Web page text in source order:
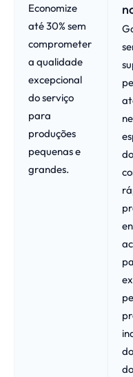
Economize
até 30% sem
comprometer
a qualidade
excepcional
do serviço
para
produções
pequenas e
grandes.